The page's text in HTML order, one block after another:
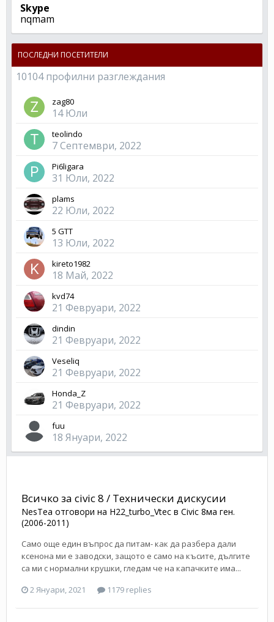
Skype
nqmam
ПОСЛЕДНИ ПОСЕТИТЕЛИ
10104 профилни разглеждания
zag80
14 Юли
teolindo
7 Септември, 2022
Pi6ligara
31 Юли, 2022
plams
22 Юли, 2022
5 GTT
13 Юли, 2022
kireto1982
18 Май, 2022
kvd74
21 Февруари, 2022
dindin
21 Февруари, 2022
Veseliq
21 Февруари, 2022
Honda_Z
21 Февруари, 2022
fuu
18 Януари, 2022
Всичко за civic 8 / Технически дискусии
NesTea отговори на H22_turbo_Vtec в Civic 8ма ген.
(2006-2011)
Само още един въпрос да питам- как да разбера дали
ксенона ми е заводски, защото е само на късите, дългите
са ми с нормални крушки, гледам че на капачките има...
2 Януари, 2021
1179 replies